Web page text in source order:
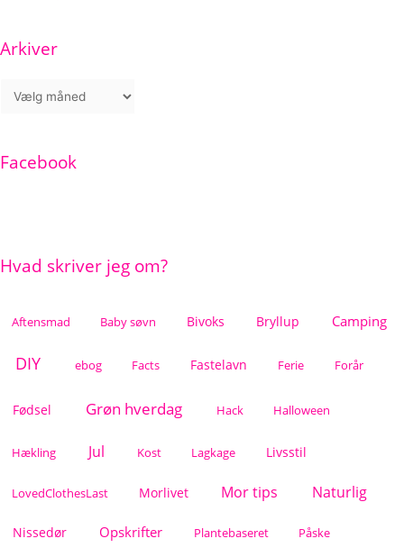
Arkiver
Facebook
Hvad skriver jeg om?
Aftensmad Baby søvn Bivoks Bryllup Camping
DIY ebog Facts Fastelavn Ferie Forår
Fødsel Grøn hverdag Hack Halloween
Hækling Jul Kost Lagkage Livsstil
LovedClothesLast Morlivet Mor tips Naturlig
Nissedør Opskrifter Plantebaseret Påske